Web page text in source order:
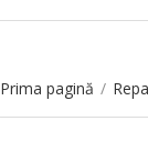
Prima pagină /